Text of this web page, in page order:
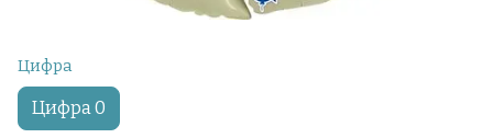
Цифра
Цифра 0